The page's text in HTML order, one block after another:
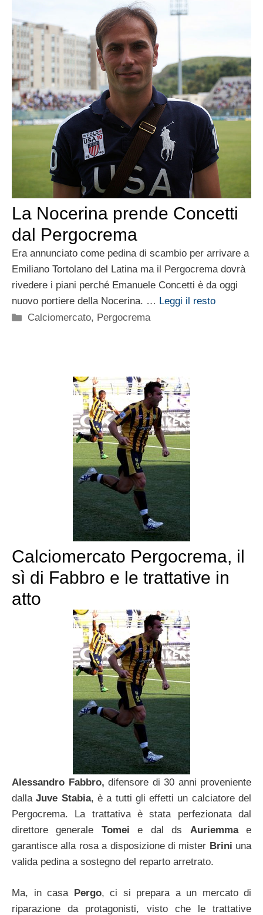
La Nocerina prende Concetti
dal Pergocrema
Era annunciato come pedina di scambio per arrivare a
Emiliano Tortolano del Latina ma il Pergocrema dovrà
rivedere i piani perché Emanuele Concetti è da oggi
nuovo portiere della Nocerina. … Leggi il resto
Categorie
Calciomercato, Pergocrema
Calciomercato Pergocrema, il
sì di Fabbro e le trattative in
atto
Alessandro Fabbro, difensore di 30 anni proveniente
dallaJuve Stabia, è a tutti gli effetti un calciatore del
Pergocrema. La trattativa è stata perfezionata dal
direttore generale Tomei e dal ds Auriemmae
garantisce alla rosa a disposizione di mister Brini una
valida pedina a sostegno del reparto arretrato.
Ma, in casa Pergo, ci si prepara a un mercato di
riparazione da protagonisti, visto che le trattative